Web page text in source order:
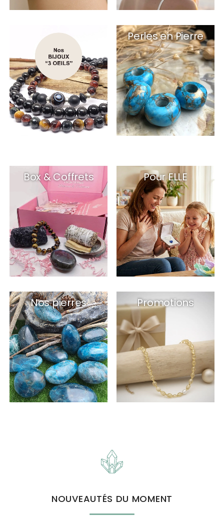
Perles en Pierre
Box & Coffrets Pour ELLE
Nos pierres Promotions
NOUVEAUTÉS DU MOMENT